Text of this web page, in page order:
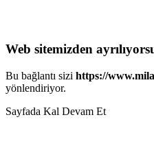
Web sitemizden
Bu bağlantı sizi https://
yönlendiriyor.
Sayfada Kal Devam Et